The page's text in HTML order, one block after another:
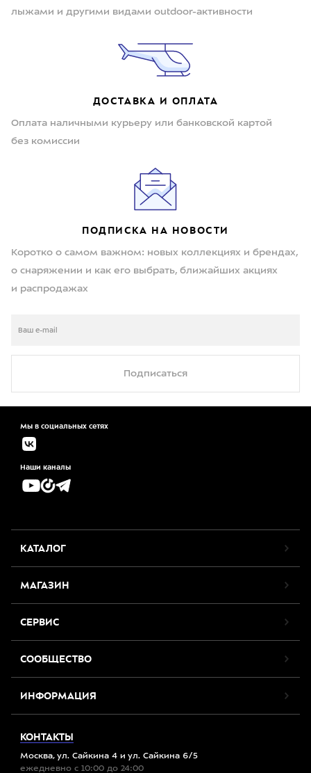
лыжами и другими видами outdoor-активности
ДОСТАВКА И ОПЛАТА
Оплата наличными курьеру или банковской картой
без комиссии
ПОДПИСКА НА НОВОСТИ
Коротко о самом важном: новых коллекциях и брендах,
о снаряжении и как его выбрать, ближайших акциях
и распродажах
Подписаться
Мы в социальных сетях
Наши каналы
КАТАЛОГ
МАГАЗИН
СЕРВИС
СООБЩЕСТВО
ИНФОРМАЦИЯ
КОНТАКТЫ
Москва, ул. Сайкина 4 и ул. Сайкина 6/5
ежедневно с 10:00 до 24:00